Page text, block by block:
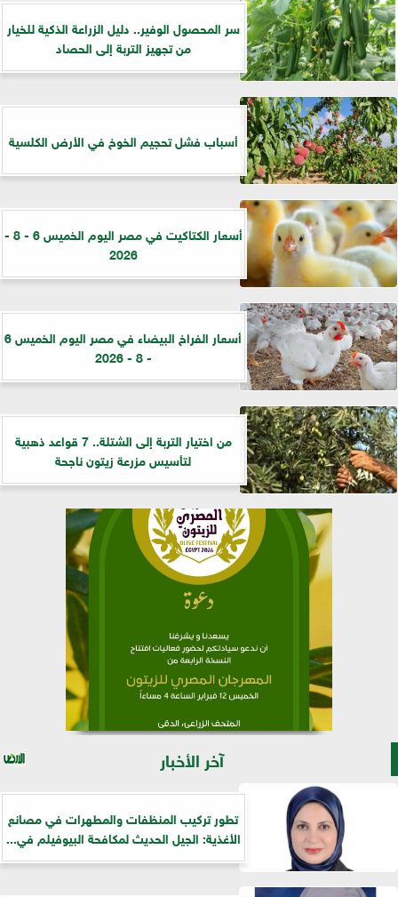
سر المحصول الوفير.. دليل الزراعة الذكية للخيار
من تجهيز التربة إلى الحصاد
أسباب فشل تحجيم الخوخ في الأرض الكلسية
أسعار الكتاكيت في مصر اليوم الخميس 6 - 8 -
2026
أسعار الفراخ البيضاء في مصر اليوم الخميس 6
- 8 - 2026
من اختيار التربة إلى الشتلة.. 7 قواعد ذهبية
لتأسيس مزرعة زيتون ناجحة
آخر الأخبار
تطور تركيب المنظفات والمطهرات في مصانع
الأغذية: الجيل الحديث لمكافحة البيوفيلم في...